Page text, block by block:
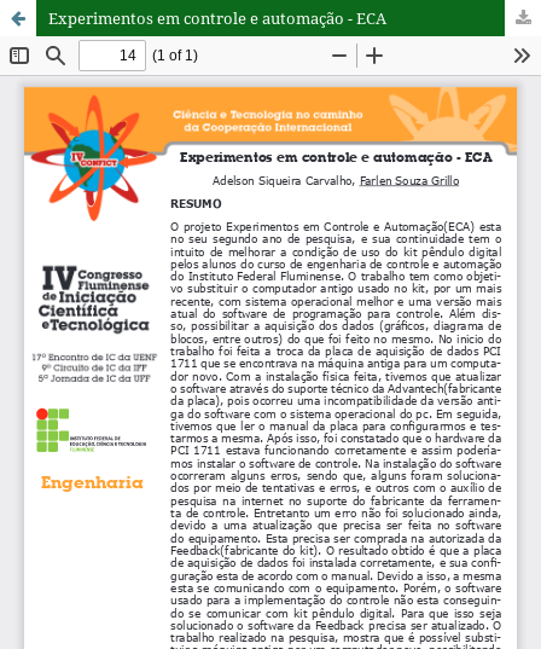
Experimentos em controle e automação - ECA